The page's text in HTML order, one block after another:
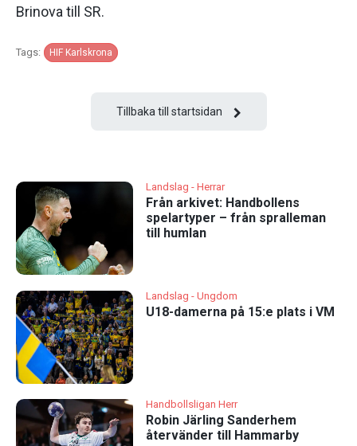
Brinova till SR.
Tags: HIF Karlskrona
Tillbaka till startsidan
Landslag - Herrar
Från arkivet: Handbollens
spelartyper – från spralleman
till humlan
Landslag - Ungdom
U18-damerna på 15:e plats i VM
Handbollsligan Herr
Robin Järling Sanderhem
återvänder till Hammarby